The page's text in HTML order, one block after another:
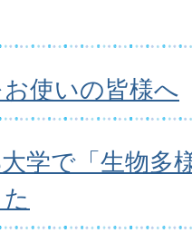
使いの皆様へ
学で「生物多